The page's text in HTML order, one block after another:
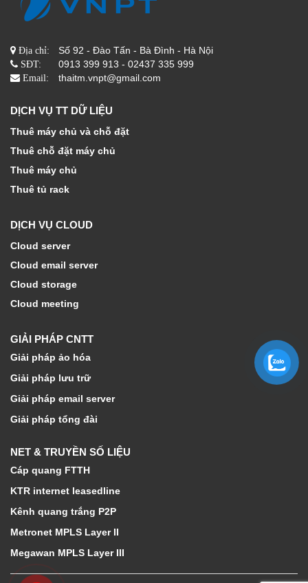
Địa chỉ: Số 92 - Đào Tấn - Bà Đình - Hà Nội
SĐT: 0913 399 913 - 02437 335 999
Email: thaitm.vnpt@gmail.com
DỊCH VỤ TT DỮ LIỆU
Thuê máy chủ và chỗ đặt
Thuê chỗ đặt máy chủ
Thuê máy chủ
Thuê tủ rack
DỊCH VỤ CLOUD
Cloud server
Cloud email server
Cloud storage
Cloud meeting
GIẢI PHÁP CNTT
Giải pháp ảo hóa
Giải pháp lưu trữ
Giải pháp email server
Giải pháp tổng đài
NET & TRUYỀN SỐ LIỆU
Cáp quang FTTH
KTR internet leasedline
Kênh quang trắng P2P
Metronet MPLS Layer II
Megawan MPLS Layer III